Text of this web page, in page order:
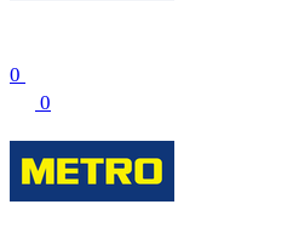
0
0